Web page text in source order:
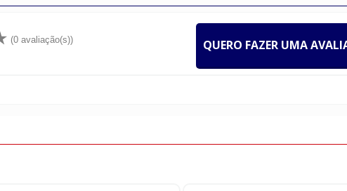
(0 avaliação(s)) QUERO FAZER UMA